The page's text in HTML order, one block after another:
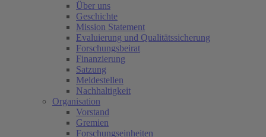
Über uns
Geschichte
Mission Statement
Evaluierung und Qualitätssicherung
Forschungsbeirat
Finanzierung
Satzung
Meldestellen
Nachhaltigkeit
Organisation
Vorstand
Gremien
Forschungseinheiten